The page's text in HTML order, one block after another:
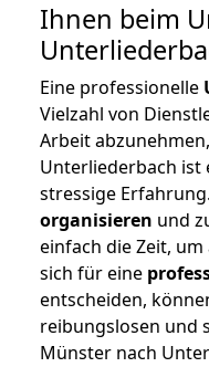
Ihnen beim
Eine professionelle
Vielzahl von
Arbeit
Unterliederbach ist
stressige
organisieren und
einfach die Zeit, um
sich für eine
entscheiden,
reibungslosen und
Münster nach